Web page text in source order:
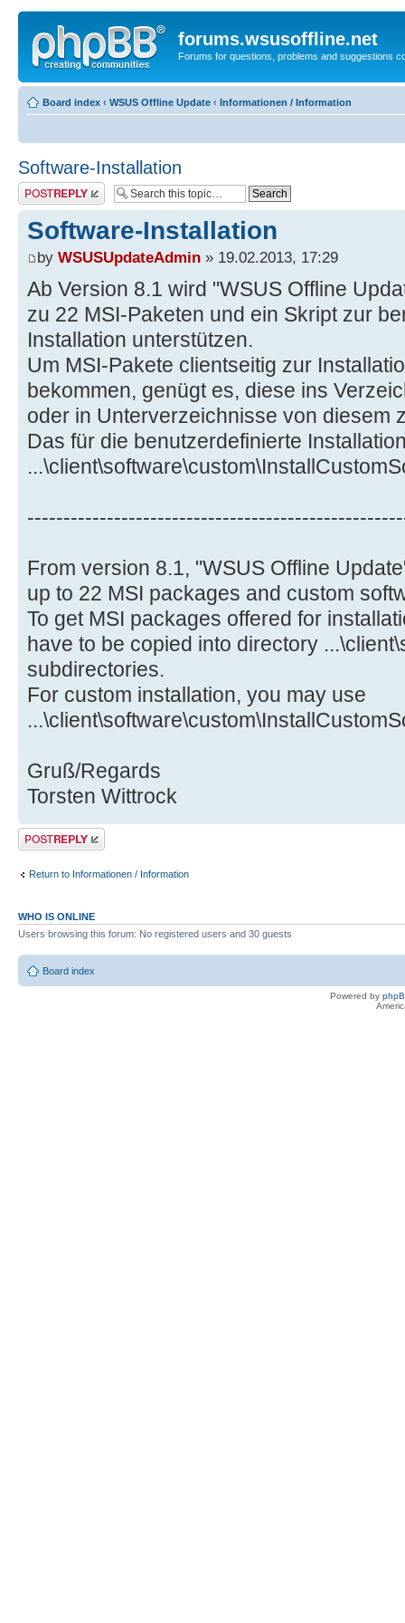
forums.wsusoffline.net
Forums for questions, problems and suggestions
Board index ‹ WSUS Offline Update ‹ Informationen / Information
Software-Installation
Post a reply
Software-Installation
by WSUSUpdateAdmin » 19.02.2013, 17:29
Ab Version 8.1 wird "WSUS Offline
zu 22 MSI-Paketen und ein Skript zur
Installation unterstützen.
Um MSI-Pakete clientseitig zur
bekommen, genügt es, diese ins
oder in Unterverzeichnisse von diesem
Das für die benutzerdefinierte
From version 8.1, "WSUS Offline
up to 22 MSI packages and custom
To get MSI packages offered for
have to be copied into directory
subdirectories.
For custom installation, you may use
Gruß/Regards
Torsten Wittrock
Post a reply
Return to Informationen / Information
WHO IS ONLINE
Users browsing this forum: No registered users and 30 guests
Board index
Powered by